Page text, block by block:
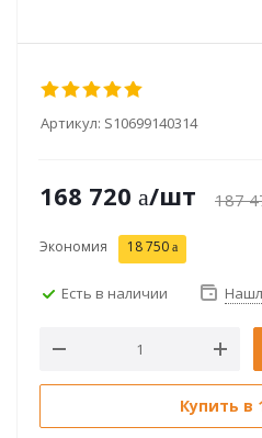
Артикул: S10699140314
168 720 /шт 187
Экономия 18 750
Есть в наличии
Купить в